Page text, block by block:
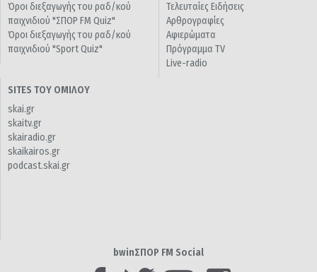
Όροι διεξαγωγής του ραδ/κού
παιχνιδιού "ΣΠΟΡ FM Quiz"
Όροι διεξαγωγής του ραδ/κού
παιχνιδιού "Sport Quiz"
Τελευταίες Ειδήσεις
Αρθρογραφίες
Αφιερώματα
Πρόγραμμα TV
Live-radio
SITES ΤΟΥ ΟΜΙΛΟΥ
skai.gr
skaitv.gr
skairadio.gr
skaikairos.gr
podcast.skai.gr
bwinΣΠΟΡ FM Social